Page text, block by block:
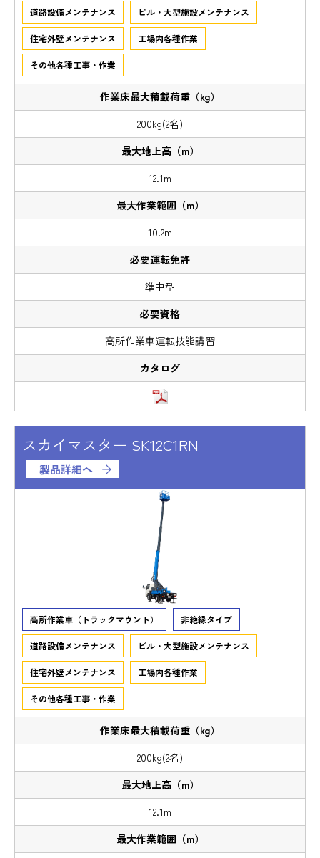
道路設備メンテナンス ビル・大型施設メンテナンス
住宅外壁メンテナンス 工場内各種作業
その他各種工事・作業
200kg(2名)
12.1m
10.2m
準中型
高所作業車運転技能講習
スカイマスター SK12C1RN
製品詳細へ
高所作業車（トラックマウント） 非絶縁タイプ
道路設備メンテナンス ビル・大型施設メンテナンス
住宅外壁メンテナンス 工場内各種作業
その他各種工事・作業
200kg(2名)
12.1m